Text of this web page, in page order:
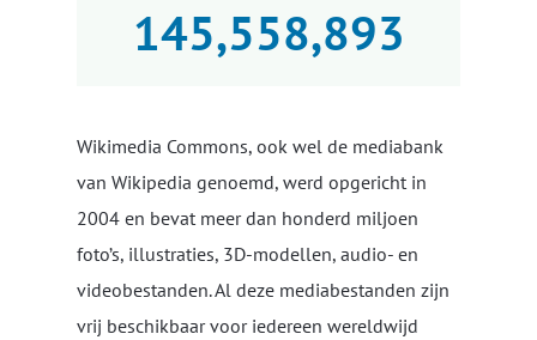
145,558,893
Wikimedia Commons, ook wel de mediabank
van Wikipedia genoemd, werd opgericht in
2004 en bevat meer dan honderd miljoen
foto’s, illustraties, 3D-modellen, audio- en
videobestanden. Al deze mediabestanden zijn
vrij beschikbaar voor iedereen wereldwijd